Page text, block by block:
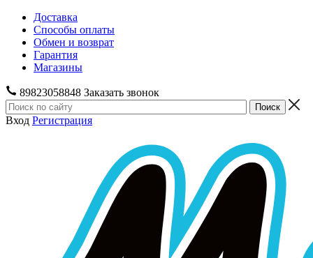
Доставка
Способы оплаты
Обмен и возврат
Гарантия
Магазины
89823058848 Заказать звонок
Вход Регистрация